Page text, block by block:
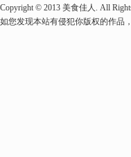
Copyright © 2013 美食佳人. All
如您发现本站有侵犯你版权的作品